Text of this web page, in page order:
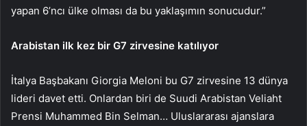
yapan 6’ncı ülke olması da bu yaklaşı­mın sonucudur.”
Arabistan ilk kez bir G7 zirvesine katılıyor
İtalya Başbakanı Giorgia Meloni bu G7 zirvesine 13 dünya
lideri davet etti. On­lardan biri de Suudi Arabis­tan Veliaht
Prensi Muham­med Bin Selman… Ulusla­rarası ajanslara